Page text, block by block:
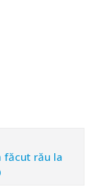
făcut rău la